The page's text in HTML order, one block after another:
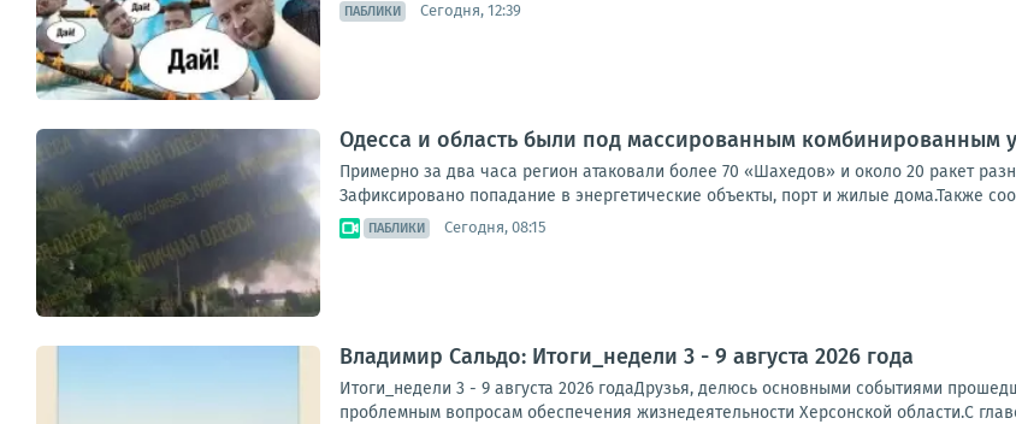
ПАБЛИКИ Сегодня, 12:39
Одесса и область были под массированным комбинированным
Примерно за два часа регион атаковали более 70 «Шахедов» и около 20 ракет
Зафиксировано попадание в энергетические объекты, порт и жилые дома.Также
ПАБЛИКИ Сегодня, 08:15
Владимир Сальдо: Итоги_недели 3 - 9 августа 2026 года
Итоги_недели 3 - 9 августа 2026 годаДрузья, делюсь основными событиями
проблемным вопросам обеспечения жизнедеятельности Херсонской области.С